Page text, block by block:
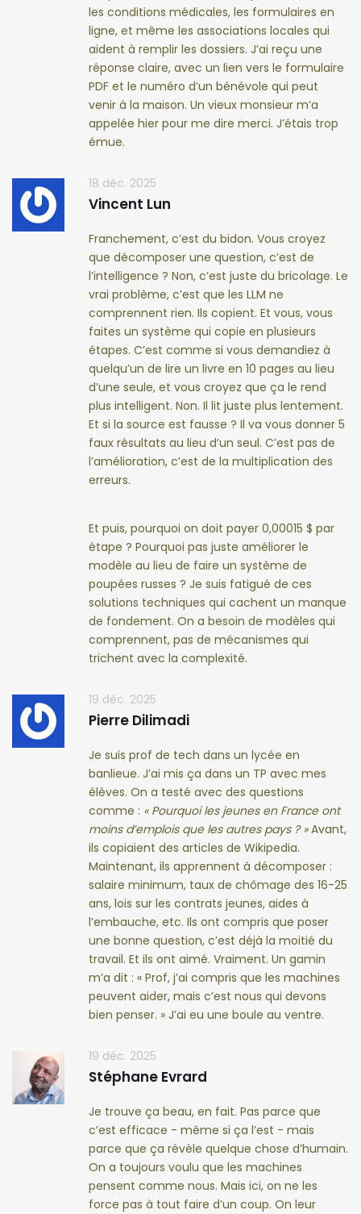
les conditions médicales, les formulaires en
ligne, et même les associations locales qui
aident à remplir les dossiers. J’ai reçu une
réponse claire, avec un lien vers le formulaire
PDF et le numéro d’un bénévole qui peut
venir à la maison. Un vieux monsieur m’a
appelée hier pour me dire merci. J’étais trop
émue.
18 déc. 2025
Vincent Lun
Franchement, c’est du bidon. Vous croyez
que décomposer une question, c’est de
l’intelligence ? Non, c’est juste du bricolage. Le
vrai problème, c’est que les LLM ne
comprennent rien. Ils copient. Et vous, vous
faites un système qui copie en plusieurs
étapes. C’est comme si vous demandiez à
quelqu’un de lire un livre en 10 pages au lieu
d’une seule, et vous croyez que ça le rend
plus intelligent. Non. Il lit juste plus lentement.
Et si la source est fausse ? Il va vous donner 5
faux résultats au lieu d’un seul. C’est pas de
l’amélioration, c’est de la multiplication des
erreurs.
Et puis, pourquoi on doit payer 0,00015 $ par
étape ? Pourquoi pas juste améliorer le
modèle au lieu de faire un système de
poupées russes ? Je suis fatigué de ces
solutions techniques qui cachent un manque
de fondement. On a besoin de modèles qui
comprennent, pas de mécanismes qui
trichent avec la complexité.
19 déc. 2025
Pierre Dilimadi
Je suis prof de tech dans un lycée en
banlieue. J’ai mis ça dans un TP avec mes
élèves. On a testé avec des questions
comme : « Pourquoi les jeunes en France ont
moins d’emplois que les autres pays ? »Avant,
ils copiaient des articles de Wikipedia.
Maintenant, ils apprennent à décomposer :
salaire minimum, taux de chômage des 16-25
ans, lois sur les contrats jeunes, aides à
l’embauche, etc. Ils ont compris que poser
une bonne question, c’est déjà la moitié du
travail. Et ils ont aimé. Vraiment. Un gamin
m’a dit : « Prof, j’ai compris que les machines
peuvent aider, mais c’est nous qui devons
bien penser. » J’ai eu une boule au ventre.
19 déc. 2025
Stéphane Evrard
Je trouve ça beau, en fait. Pas parce que
c’est efficace - même si ça l’est - mais
parce que ça révèle quelque chose d’humain.
On a toujours voulu que les machines
pensent comme nous. Mais ici, on ne les
force pas à tout faire d’un coup. On leur